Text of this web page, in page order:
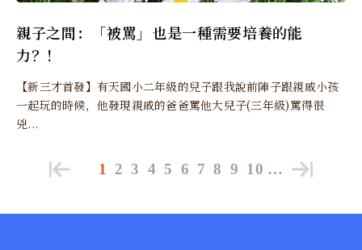
親子之間：「被罵」也是一種需要培養的能
力？！
【新三才首發】有天國小二年級的兒子跟我說前陣子跟親戚小孩
一起玩的時候，他發現親戚的爸爸罵他大兒子(三年級)罵得很
兇...
1 2 3 4 5 6 7 8 9 10 …